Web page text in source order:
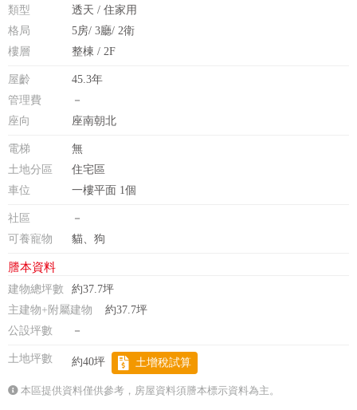
類型
透天 / 住家用
格局
5房/ 3廳/ 2衛
樓層
整棟 / 2F
屋齡
45.3年
管理費
－
座向
座南朝北
電梯
無
土地分區
住宅區
車位
一樓平面 1個
社區
－
可養寵物
貓、狗
謄本資料
建物總坪數
約37.7坪
主建物+附屬建物
約37.7坪
公設坪數
－
土地坪數 約40坪 土增稅試算
本區提供資料僅供參考，房屋資料須謄本標示資料為主。